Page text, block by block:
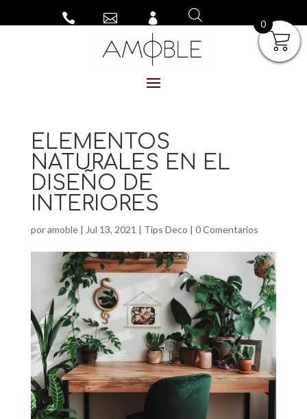
  
ELEMENTOS
NATURALES EN EL
DISEÑO DE
INTERIORES
poramoble| Jul 13, 2021 | Tips Deco | 0 Comentarios
0